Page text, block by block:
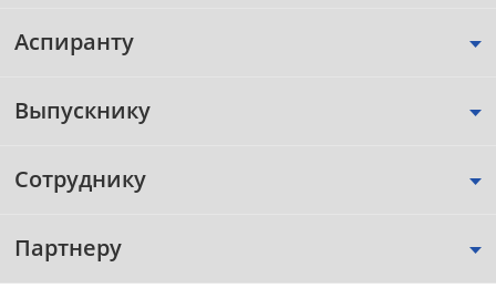
Аспиранту
Выпускнику
Сотруднику
Партнеру